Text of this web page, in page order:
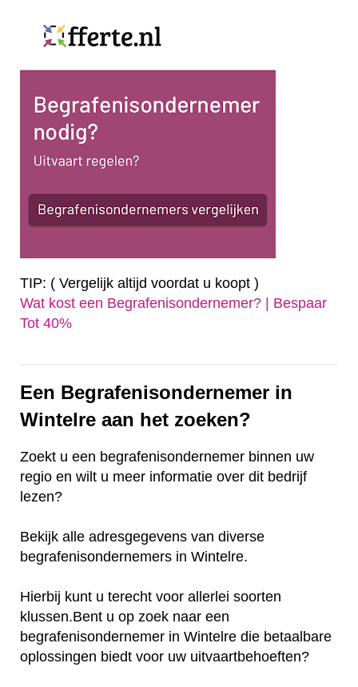
TIP: ( Vergelijk altijd voordat u koopt )
Wat kost een Begrafenisondernemer? | Bespaar
Tot 40%‎
Een Begrafenisondernemer in
Wintelre aan het zoeken?
Zoekt u een begrafenisondernemer binnen uw
regio en wilt u meer informatie over dit bedrijf
lezen?
Bekijk alle adresgegevens van diverse
begrafenisondernemers in Wintelre.
Hierbij kunt u terecht voor allerlei soorten
klussen.Bent u op zoek naar een
begrafenisondernemer in Wintelre die betaalbare
oplossingen biedt voor uw uitvaartbehoeften?